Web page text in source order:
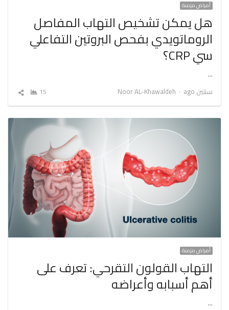
أمراض مزمنة
هل يمكن تشخيص التهاب المفاصل
الروماتويدي بفحص البروتين التفاعلي
سي CRP؟
…
سنتين ago
Author
Noor AL-Khawaldeh
15
شارك
أمراض مزمنة
التهاب القولون التقرحي: تعرف على
أهم أسبابه وأعراضه
…